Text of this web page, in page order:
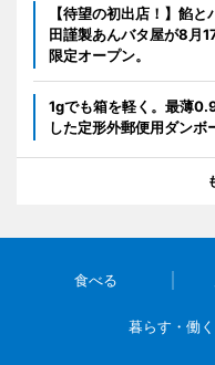
【待望の初出店！】餡
田謹製あんバタ屋が8月
限定オープン。
1gでも箱を軽く。最薄
した定形外郵便用ダンボ
食べる
暮らす・働く